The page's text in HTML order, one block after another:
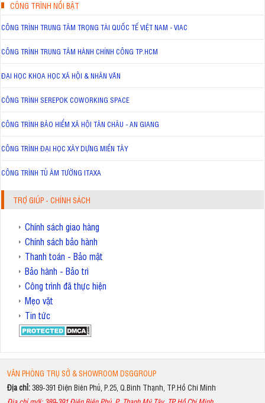
CÔNG TRÌNH NỔI BẬT
CÔNG TRÌNH TRUNG TÂM TRỌNG TÀI QUỐC TẾ VIỆT NAM - VIAC
CÔNG TRÌNH TRUNG TÂM HÀNH CHÍNH CÔNG TP.HCM
ĐẠI HỌC KHOA HỌC XÃ HỘI & NHÂN VĂN
CÔNG TRÌNH SEREPOK COWORKING SPACE
CÔNG TRÌNH BẢO HIỂM XÃ HỘI TÂN CHÂU - AN GIANG
CÔNG TRÌNH ĐẠI HỌC XÂY DỰNG MIỀN TÂY
CÔNG TRÌNH TỦ ÂM TƯỜNG ITAXA
TRỢ GIÚP - CHÍNH SÁCH
Chính sách giao hàng
Chính sách bảo hành
Thanh toán - Bảo mật
Bảo hành - Bảo trì
Công trình đã thực hiện
Mẹo vặt
Tin tức
VĂN PHÒNG TRỤ SỞ & SHOWROOM DSGGROUP
Địa chỉ: 389-391 Điện Biên Phủ, P.25, Q.Bình Thạnh, TP.Hồ Chí Minh